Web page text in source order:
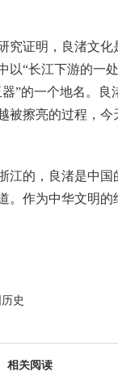
证明，良渚文化
以“长江下游的一
”的一个地名。
被擦亮的过程，
的，良渚是中国
。作为中华文明
史
相关阅读